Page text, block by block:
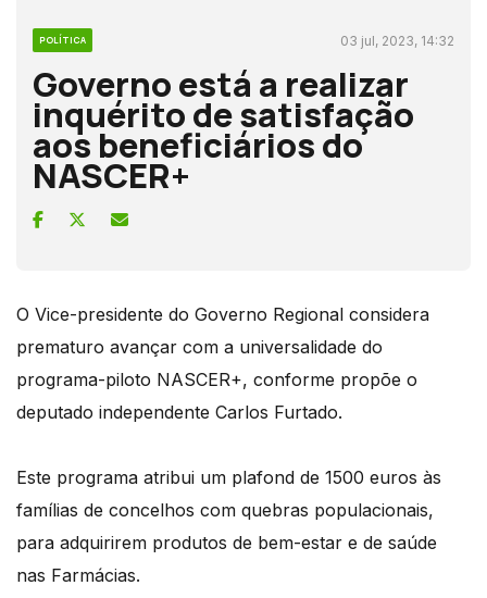
POLÍTICA 03 jul, 2023, 14:32
Governo está a realizar
inquérito de satisfação
aos beneficiários do
NASCER+
O Vice-presidente do Governo Regional considera
prematuro avançar com a universalidade do
programa-piloto NASCER+, conforme propõe o
deputado independente Carlos Furtado.
Este programa atribui um plafond de 1500 euros às
famílias de concelhos com quebras populacionais,
para adquirirem produtos de bem-estar e de saúde
nas Farmácias.